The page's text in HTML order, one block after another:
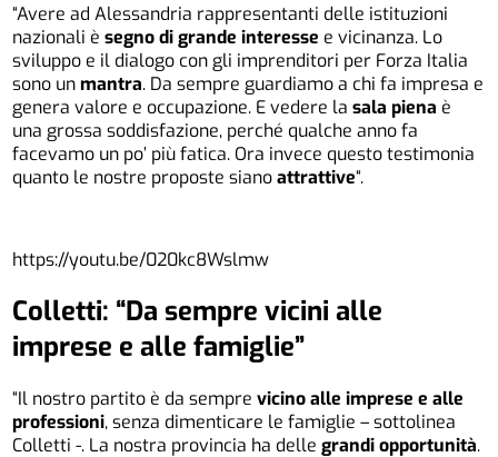
“Avere ad Alessandria rappresentanti delle istituzioni
nazionali èsegno di grande interesse e vicinanza. Lo
sviluppo e il dialogo con gli imprenditori per Forza Italia
sono unmantra. Da sempre guardiamo a chi fa impresa e
genera valore e occupazione. E vedere lasala piena è
una grossa soddisfazione, perché qualche anno fa
facevamo un po’ più fatica. Ora invece questo testimonia
quanto le nostre proposte sianoattrattive“.
https://youtu.be/020kc8Wslmw
Colletti: “Da sempre vicini alle
imprese e alle famiglie”
“Il nostro partito è da semprevicino alle imprese e alle
professioni, senza dimenticare le famiglie – sottolinea
Colletti -. La nostra provincia ha dellegrandi opportunità.